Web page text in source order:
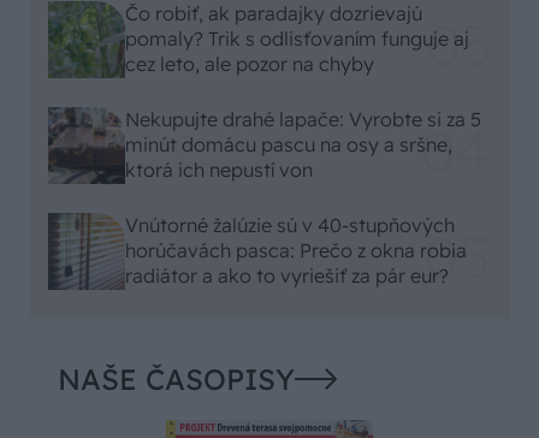
Čo robiť, ak paradajky dozrievajú
pomaly? Trik s odlisťovaním funguje aj
cez leto, ale pozor na chyby
Nekupujte drahé lapače: Vyrobte si za 5
minút domácu pascu na osy a sršne,
ktorá ich nepustí von
Vnútorné žalúzie sú v 40-stupňových
horúčavách pasca: Prečo z okna robia
radiátor a ako to vyriešiť za pár eur?
NAŠE ČASOPISY